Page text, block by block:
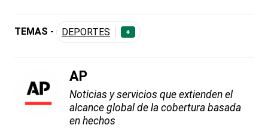
TEMAS - DEPORTES +
AP
Noticias y servicios que extienden el
alcance global de la cobertura basada
en hechos